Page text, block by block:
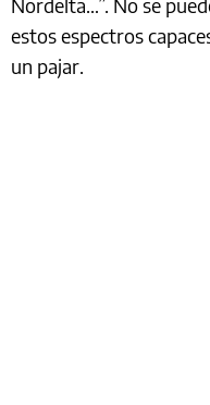
Nordelta…”. No se
estos espectros
un pajar.